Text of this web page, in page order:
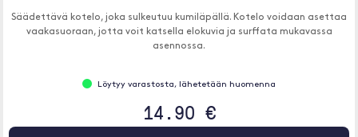
Säädettävä kotelo, joka sulkeutuu kumiläpällä. Kotelo voidaan asettaa
vaakasuoraan, jotta voit katsella elokuvia ja surffata mukavassa
asennossa.
Löytyy varastosta, lähetetään huomenna
14.90 €